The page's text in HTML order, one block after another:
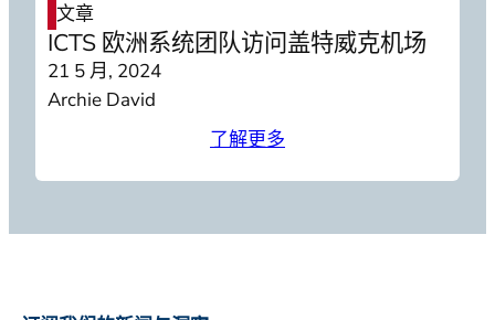
文章
ICTS 欧洲系统团队访问盖特威克机场
21 5 月, 2024
Archie David
了解更多